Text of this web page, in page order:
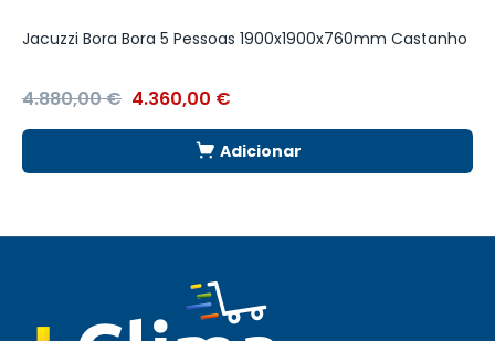
Jacuzzi Bora Bora 5 Pessoas 1900x1900x760mm Castanho
4.880,00€ 4.360,00 €
Adicionar